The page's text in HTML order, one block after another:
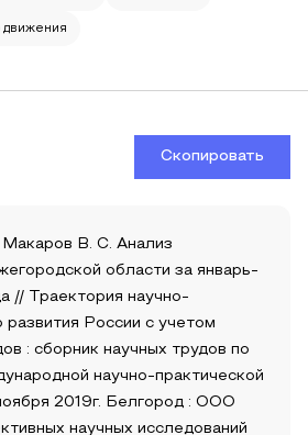
движения
Скопировать
В. С. Анализ
области за январь-
// Траектория научно-
развития России с учетом
: сборник научных трудов по
научно-практической
2019г. Белгород : ООО
научных исследований